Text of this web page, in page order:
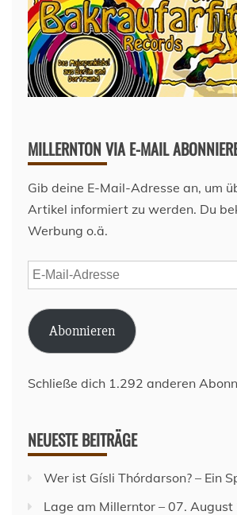
MILLERNTON VIA E-MAIL
Gib deine E-Mail-Adresse an, um
Artikel informiert zu werden. Du
Werbung o.ä.
E-
Mail-
Adresse
Abonnieren
Schließe dich 1.292 anderen
NEUESTE BEITRÄGE
Wer ist Gísli Thórdarson? – Ein
Lage am Millerntor – 07. August